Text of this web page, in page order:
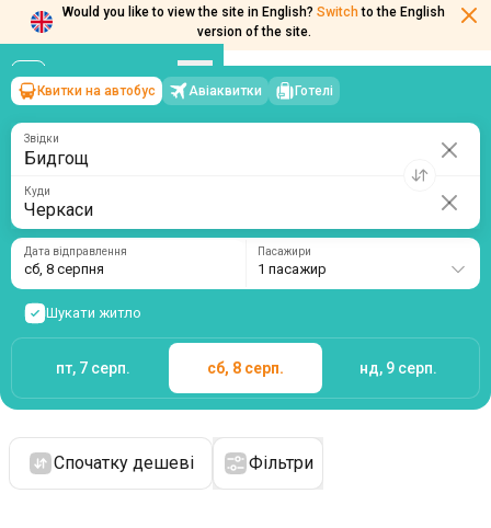
Would you like to view the site in English? Switch to the English
version of the site.
Бидгощ→Черкаси
сб, 8 серпня/1 пасажир
Квитки на автобус Авіаквитки Готелі
Звідки
Куди
Дата відправлення
сб, 8 серпня
Пасажири
1 пасажир
Шукати житло
пт, 7 серп. сб, 8 серп. нд, 9 серп.
Спочатку дешеві Фільтри